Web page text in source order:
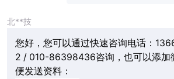
北**技
您好，您可以通过快速咨询电话：
2 / 010-86398436咨询，也可以添加
便发送资料：